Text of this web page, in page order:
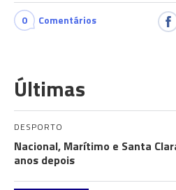
0 Comentários
Últimas
DESPORTO
Nacional, Marítimo e Santa
anos depois